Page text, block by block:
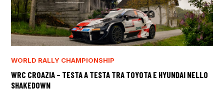
WORLD RALLY CHAMPIONSHIP
WRC CROAZIA – TESTA A TESTA TRA TOYOTA E HYUNDAI NELLO
SHAKEDOWN